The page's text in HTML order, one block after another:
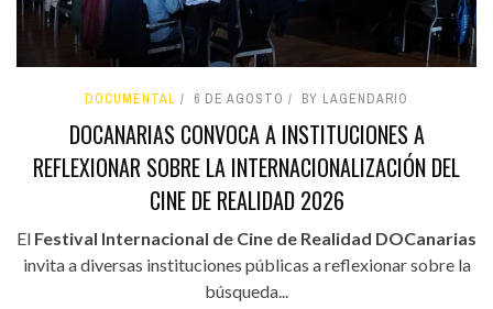
DOCUMENTAL 6 DE AGOSTO BY LAGENDARIO
DOCANARIAS CONVOCA A INSTITUCIONES A
REFLEXIONAR SOBRE LA INTERNACIONALIZACIÓN DEL
CINE DE REALIDAD 2026
El Festival Internacional de Cine de Realidad DOCanarias
invita a diversas instituciones públicas a reflexionar sobre la
búsqueda...